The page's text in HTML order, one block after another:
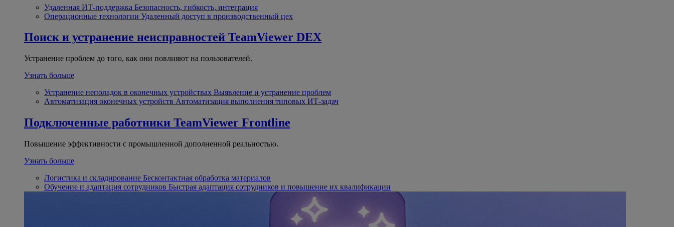
Удаленная ИТ-поддержка Безопасность, гибкость, интеграция
Операционные технологии Удаленный доступ в производственный цех
Поиск и устранение неисправностей TeamViewer DEX
Устранение проблем до того, как они повлияют на пользователей.
Узнать больше
Устранение неполадок в оконечных устройствах Выявление и устранение проблем
Автоматизация оконечных устройств Автоматизация выполнения типовых ИТ-задач
Подключенные работники TeamViewer Frontline
Повышение эффективности с промышленной дополненной реальностью.
Узнать больше
Логистика и складирование Бесконтактная обработка материалов
Обучение и адаптация сотрудников Быстрая адаптация сотрудников и повышение их квалификации